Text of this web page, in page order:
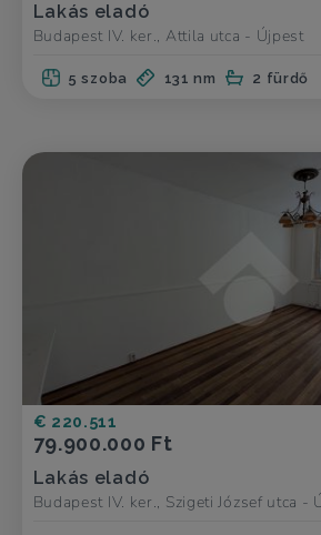
Lakás eladó
Budapest IV. ker., Attila utca - Újpest
5 szoba 131 nm 2 fürdő
€ 220.511
79.900.000 Ft
Lakás eladó
Budapest IV. ker., Szigeti József utca -